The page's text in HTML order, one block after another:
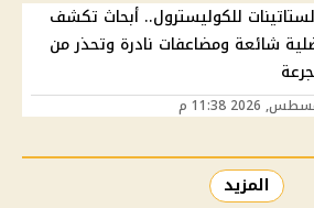
للكوليسترول.. أبحاث تكشف
شائعة ومضاعفات نادرة وتحذر من
المزيد